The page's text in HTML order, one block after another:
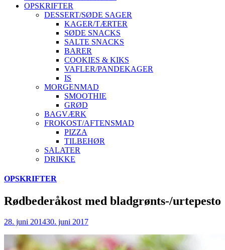
OPSKRIFTER
DESSERT/SØDE SAGER
KAGER/TÆRTER
SØDE SNACKS
SALTE SNACKS
BARER
COOKIES & KIKS
VAFLER/PANDEKAGER
IS
MORGENMAD
SMOOTHIE
GRØD
BAGVÆRK
FROKOST/AFTENSMAD
PIZZA
TILBEHØR
SALATER
DRIKKE
Skip
content
OPSKRIFTER
Rødbederåkost med bladgrønts-/urtepesto
28. juni 201430. juni 2017